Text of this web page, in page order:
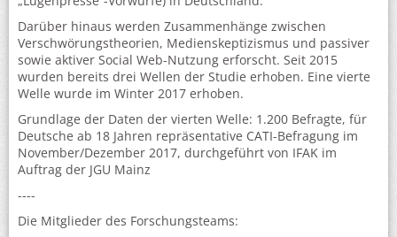
Darüber hinaus werden Zusammenhänge zwischen
Verschwörungstheorien, Medienskeptizismus und passiver
sowie aktiver Social Web-Nutzung erforscht. Seit 2015
wurden bereits drei Wellen der Studie erhoben. Eine vierte
Welle wurde im Winter 2017 erhoben.
Grundlage der Daten der vierten Welle: 1.200 Befragte, für
Deutsche ab 18 Jahren repräsentative CATI-Befragung im
November/Dezember 2017, durchgeführt von IFAK im
Auftrag der JGU Mainz
----
Die Mitglieder des Forschungsteams: